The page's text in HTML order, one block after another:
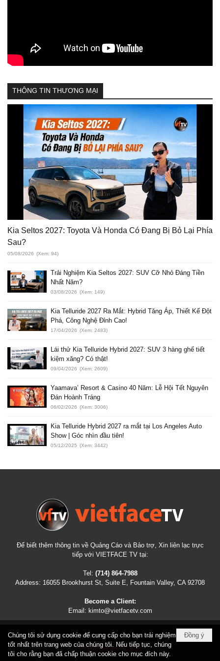
THÔNG TIN THƯƠNG MẠI
Kia Seltos 2027: Toyota Và Honda Có Đang Bị Bỏ Lại Phía
Sau?
05/08/2026 (Xem: 94)
Trải Nghiệm Kia Seltos 2027: SUV Cỡ Nhỏ Đáng Tiền
Nhất Năm?
03/08/2026 (Xem: 149)
Kia Telluride 2027 Ra Mắt: Hybrid Tăng Áp, Thiết Kế Đột
Phá, Công Nghệ Đỉnh Cao!
17/04/2026 (Xem: 2483)
Lái thử Kia Telluride Hybrid 2027: SUV 3 hàng ghế tiết
kiệm xăng? Có thật!
09/04/2026 (Xem: 2609)
Yaamava’ Resort & Casino 40 Năm: Lễ Hội Tết Nguyên
Đán Hoành Tráng
06/02/2026 (Xem: 3006)
Kia Telluride Hybrid 2027 ra mắt tại Los Angeles Auto
Show | Góc nhìn đầu tiên!
05/12/2025 (Xem: 3442)
Để biết thêm thông tin về Quảng Cáo và Bảo trợ, Xin liên lạc trực
tiếp với VIETFACE TV tại:
Tel: (714) 864-7988
Address: 16055 Brookhurst St, Suite E, Fountain Valley, CA 92708
Become a Client:
Email: kimto@vietfacetv.com
COPYRIGHT © 2026VIETFACETV.COM ALL RIGHTS RESERVED
Đồng ý
Chúng tôi sử dụng cookie để cung cấp cho bạn trải nghiệm
tốt nhất trên trang web của chúng tôi. Nếu tiếp tục, chúng
tôi cho rằng bạn đã chấp thuận cookie cho mục đích này.